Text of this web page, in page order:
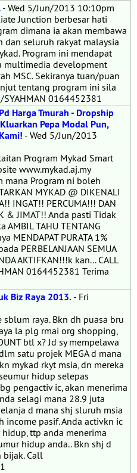
- Wed 5/Jun/2013 10:10pm
Junction berbesar hati
dimana ia akan membawa
seluruh rakyat malaysia
Program ini mendapat
multimedia development
MSC. Sekiranya tuan/puan
tentang program ini sila
SYAHMAN 0164452381
Harga Tmurah - Dropship
Pepa Modal Pun,
- Wed 5/Jun/2013
Program Mykad Smart
www.mykad.aj.my
mana Program ni boleh
MYKAD @ DIKENALI
INGAT!! PERCUMA!!! DAN
& JIMAT!! Anda pasti Tidak
AMBIL TAHU TENTANG
MENDAPAT PURATA 1%
PERBELANJAAN SEMUA
AKTIFKAN!!!k kan... CALL
0164452381 Terima
Biz Raya 2013. - Fri
raya. Bkn dh puasa bru
la plg rmai org shopping,
btl x? Jd sy mempelawa
satu projek MEGA d mana
mykad rkyt msia, dn mereka
hidup selepas
pengactiv ic, akan menerima
selagi mana 28.9 juta
d mana shj sluruh msia
income pasif. Anda activkn ic
ttp anda menerima
hidup anda.. Bkn shj d
bijak. Call